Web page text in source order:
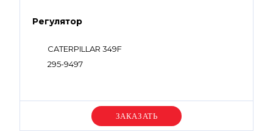
Регулятор
CATERPILLAR 349F
295-9497
Уточняйте цену